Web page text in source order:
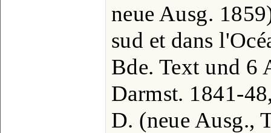
neue Ausg.
sud et dans
Bde. Text und 6
Darmst. 1841-
D. (neue Ausg.,